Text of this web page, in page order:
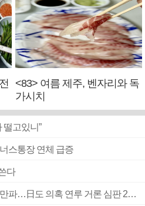
<83> 여름 제주, 벤자리와 독
가시치
고있니”
스통장 연체 급증
다
■ 축구협회 ‘성 접대’ 의혹 일파만파…日도 의혹 연루 거론 심판 2명 조사